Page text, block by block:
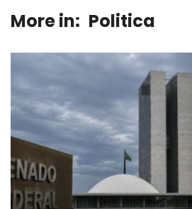
More in: Politica